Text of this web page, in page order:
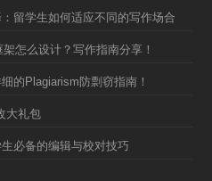
留学生如何适应不同的写作场合
怎么设计？写作指南分享！
的Plagiarism防剽窃指南！
大礼包
必备的编辑与校对技巧